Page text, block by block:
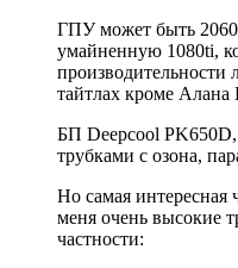
ГПУ может быть
умайненную 1080ti,
производительности
тайтлах кроме Алана
БП Deepcool
трубками с озона,
Но самая интересная
меня очень высокие
частности: